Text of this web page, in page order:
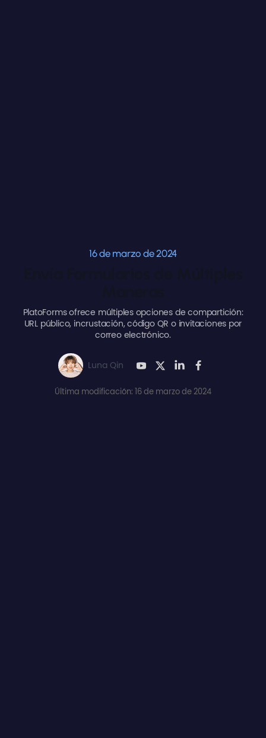
16 de marzo de 2024
PlatoForms ofrece múltiples opciones de compartición:
URL público, incrustación, código QR o invitaciones por
correo electrónico.
Luna Qin
Última modificación: 16 de marzo de 2024